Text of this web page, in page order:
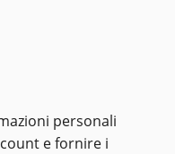
personali
e fornire i